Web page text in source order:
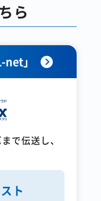
ら
」
で伝送し、
ト